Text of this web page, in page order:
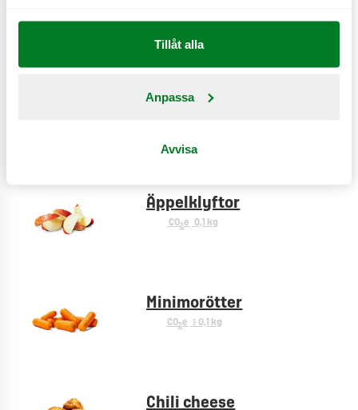
Tillåt alla
Anpassa
Avvisa
CO e 0,6 kg
Bönsallad
Äppelklyftor
CO2e 0,1 kg
Minimorötter
CO2e < 0,1 kg
Chili cheese